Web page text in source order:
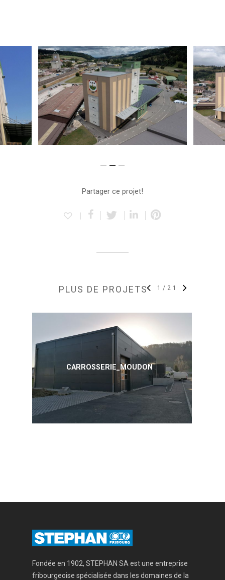
Partager ce projet!
PLUS DE PROJETS 1 / 21
CARROSSERIE_MOUDON
Fondée en 1902, STEPHAN SA est une entreprise
fribourgeoise spécialisée dans les domaines de la